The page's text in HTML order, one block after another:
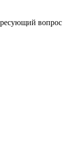
вопрос